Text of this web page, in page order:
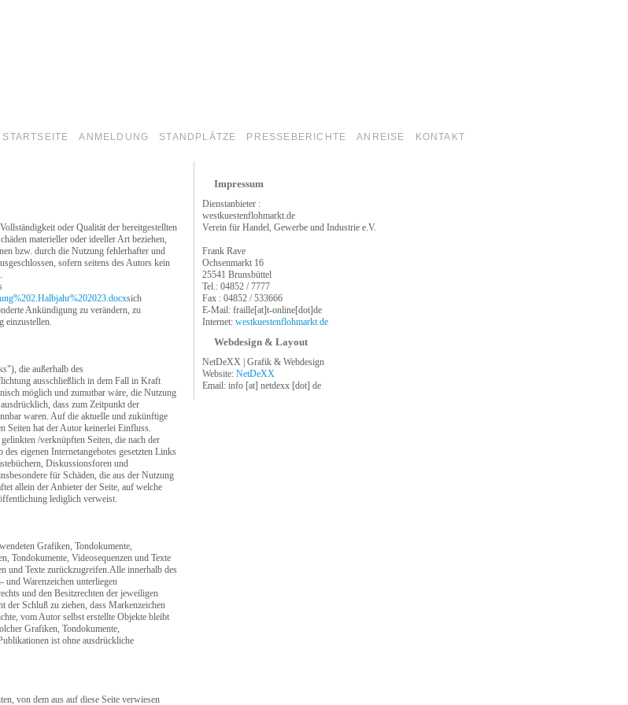
STARTSEITE ANMELDUNG STANDPLÄTZE PRESSEBERICHTE ANREISE KONTAKT
oder Qualität der bereitgestellten
materieller oder ideeller Art beziehen,
bzw. durch die Nutzung fehlerhafter und
sofern seitens des Autors kein
sich
Ankündigung zu verändern, zu
einzustellen.
die außerhalb des
ausschließlich in dem Fall in Kraft
möglich und zumutbar wäre, die Nutzung
dass zum Zeitpunkt der
waren. Auf die aktuelle und zukünftige
Seiten hat der Autor keinerlei Einfluss.
/verknüpften Seiten, die nach der
eigenen Internetangebotes gesetzten Links
Diskussionsforen und
für Schäden, die aus der Nutzung
allein der Anbieter der Seite, auf welche
lediglich verweist.
Grafiken, Tondokumente,
Tondokumente, Videosequenzen und Texte
und Texte zurückzugreifen.Alle innerhalb des
und Warenzeichen unterliegen
und den Besitzrechten der jeweiligen
der Schluß zu ziehen, dass Markenzeichen
vom Autor selbst erstellte Objekte bleibt
Grafiken, Tondokumente,
ist ohne ausdrückliche
von dem aus auf diese Seite verwiesen
Impressum
Dienstanbieter :
westkuestenflohmarkt.de
Verein für Handel, Gewerbe und Industrie e.V.
Frank Rave
Ochsenmarkt 16
25541 Brunsbüttel
Tel.: 04852 / 7777
Fax : 04852 / 533666
E-Mail: fraille[at]t-online[dot]de
Internet: westkuestenflohmarkt.de
Webdesign & Layout
NetDeXX | Grafik & Webdesign
Website: NetDeXX
Email: info [at] netdexx [dot] de